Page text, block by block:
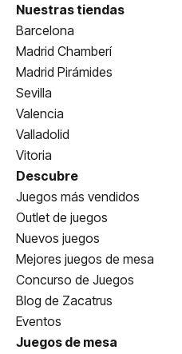
Nuestras tiendas
Barcelona
Madrid Chamberí
Madrid Pirámides
Sevilla
Valencia
Valladolid
Vitoria
Descubre
Juegos más vendidos
Outlet de juegos
Nuevos juegos
Mejores juegos de mesa
Concurso de Juegos
Blog de Zacatrus
Eventos
Juegos de mesa